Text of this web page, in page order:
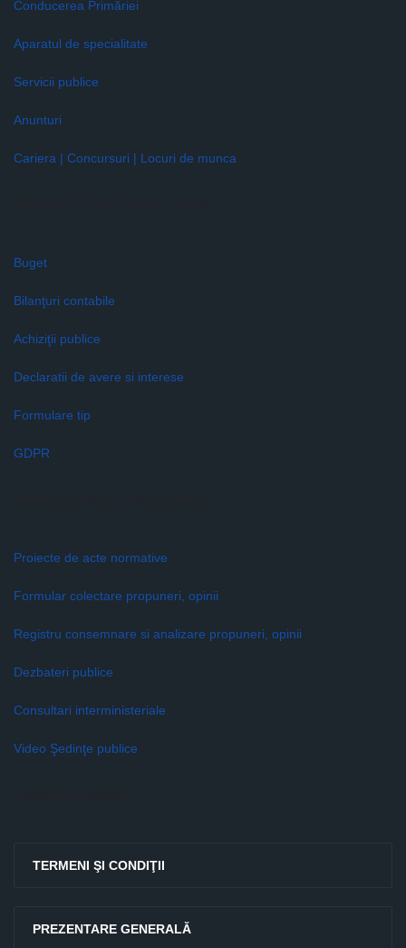
Conducerea Primăriei
Aparatul de specialitate
Servicii publice
Anunturi
Cariera | Concursuri | Locuri de munca
Buget
Bilanţuri contabile
Achiziţii publice
Declaratii de avere si interese
Formulare tip
GDPR
Proiecte de acte normative
Formular colectare propuneri, opinii
Registru consemnare si analizare propuneri, opinii
Dezbateri publice
Consultari interministeriale
Video Şedinţe publice
TERMENI ŞI CONDIŢII
PREZENTARE GENERALĂ